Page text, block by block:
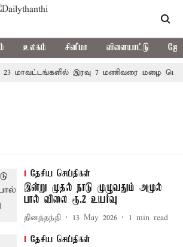
உலகம் சினிமா விளையாட்டு
23 மாவட்டங்களில் இரவு 7 மணிவரை மழை பெய்ய
தேசிய செய்திகள்
இன்று முதல் நாடு முழுவதும் அமுல்
பால் விலை ரூ.2 உயர்வு
தினத்தந்தி 13 May 2026 1 min read
தேசிய செய்திகள்